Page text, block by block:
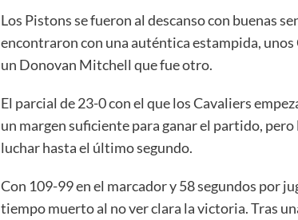
Los Pistons se fueron al descanso con buenas
encontraron con una auténtica estampida,
un Donovan Mitchell que fue otro.
El parcial de 23-0 con el que los Cavaliers
un margen suficiente para ganar el partido,
luchar hasta el último segundo.
Con 109-99 en el marcador y 58 segundos por
tiempo muerto al no ver clara la victoria. Tras